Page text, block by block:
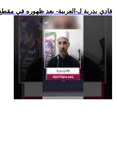
.. فادي بدرية لـ-العربية- بعد ظهوره في